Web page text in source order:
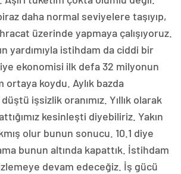
biraz daha normal seviyelere taşıyıp,
üzerinde yapmaya çalışıyoruz.
yardımıyla istihdam da ciddi bir
ekonomisi ilk defa 32 milyonun
koydu. Aylık bazda
düştü işsizlik oranımız. Yıllık olarak
kesinleşti diyebiliriz. Yakın
olur bunun sonucu. 10.1 diye
bunun altında kapattık. İstihdam
devam edeceğiz. İş gücü